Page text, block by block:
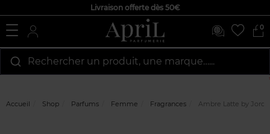
Livraison offerte dès 50€
0
Rechercher un produit, une marque…...
Accueil Shop Parfums Femme Fragrances Ambre Latte by Jordi